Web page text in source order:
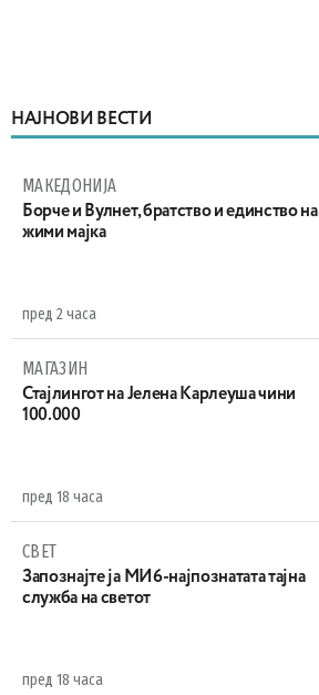
НАЈНОВИ ВЕСТИ
МАКЕДОНИЈА
Борче и Вулнет, братство и единство на
жими мајка
пред 2 часа
МАГАЗИН
Стајлингот на Јелена Карлеуша чини
100.000
пред 18 часа
СВЕТ
Запознајте ја МИ6-најпознатата тајна
служба на светот
пред 18 часа